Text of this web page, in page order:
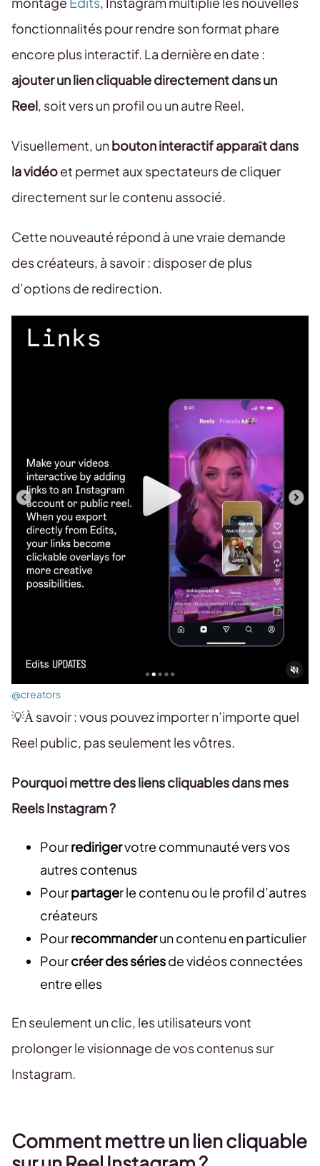
fonctionnalités pour rendre son format phare
encore plus interactif. La dernière en date :
ajouter un lien cliquable directement dans un
Reel, soit vers un profil ou un autre Reel.
Visuellement, unbouton interactif apparaît dans
la vidéoet permet aux spectateurs de cliquer
directement sur le contenu associé.
Cette nouveauté répond à une vraie demande
des créateurs, à savoir : disposer de plus
d’options de redirection.
@creators
💡À savoir : vous pouvez importer n’importe quel
Reel public, pas seulement les vôtres.
Pourquoi mettre des liens cliquables dans mes
Reels Instagram ?
Pourredirigervotre communauté vers vos
autres contenus
Pourpartager le contenu ou le profil d’autres
créateurs
Pourrecommanderun contenu en particulier
Pourcréer des sériesde vidéos connectées
entre elles
En seulement un clic, les utilisateurs vont
prolonger le visionnage de vos contenus sur
Instagram.
Comment mettre un lien cliquable